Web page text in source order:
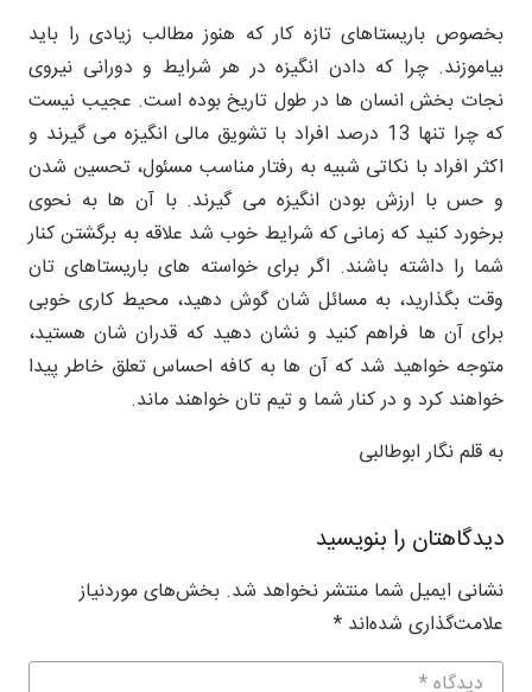
بخصوص باریستاهای تازه کار که هنوز مطالب زیادی را باید
بیاموزند. چرا که دادن انگیزه در هر شرایط و دورانی نیروی
نجات بخش انسان ها در طول تاریخ بوده است. عجیب نیست
که چرا تنها 13 درصد افراد با تشویق مالی انگیزه می گیرند و
اکثر افراد با نکاتی شبیه به رفتار مناسب مسئول، تحسین شدن
و حس با ارزش بودن انگیزه می گیرند. با آن ها به نحوی
برخورد کنید که زمانی که شرایط خوب شد علاقه به برگشتن کنار
شما را داشته باشند. اگر برای خواسته های باریستاهای تان
وقت بگذارید، به مسائل شان گوش دهید، محیط کاری خوبی
برای آن ها فراهم کنید و نشان دهید که قدران شان هستید،
متوجه خواهید شد که آن ها به کافه احساس تعلق خاطر پیدا
خواهند کرد و در کنار شما و تیم تان خواهند ماند.
به قلم نگار ابوطالبی
دیدگاهتان را بنویسید
نشانی ایمیل شما منتشر نخواهد شد. بخش‌های موردنیاز
علامت‌گذاری شده‌اند *